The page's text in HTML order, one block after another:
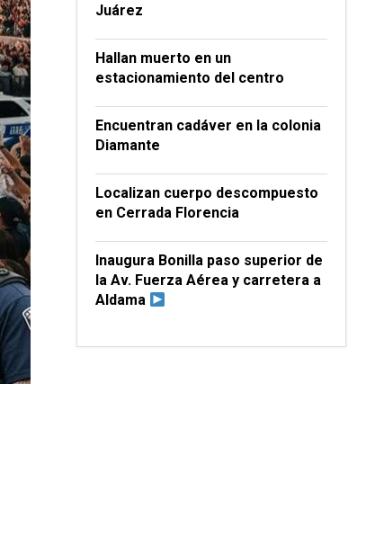
Juárez
Hallan muerto en un
estacionamiento del centro
Encuentran cadáver en la colonia
Diamante
Localizan cuerpo descompuesto
en Cerrada Florencia
Inaugura Bonilla paso superior de
la Av. Fuerza Aérea y carretera a
Aldama